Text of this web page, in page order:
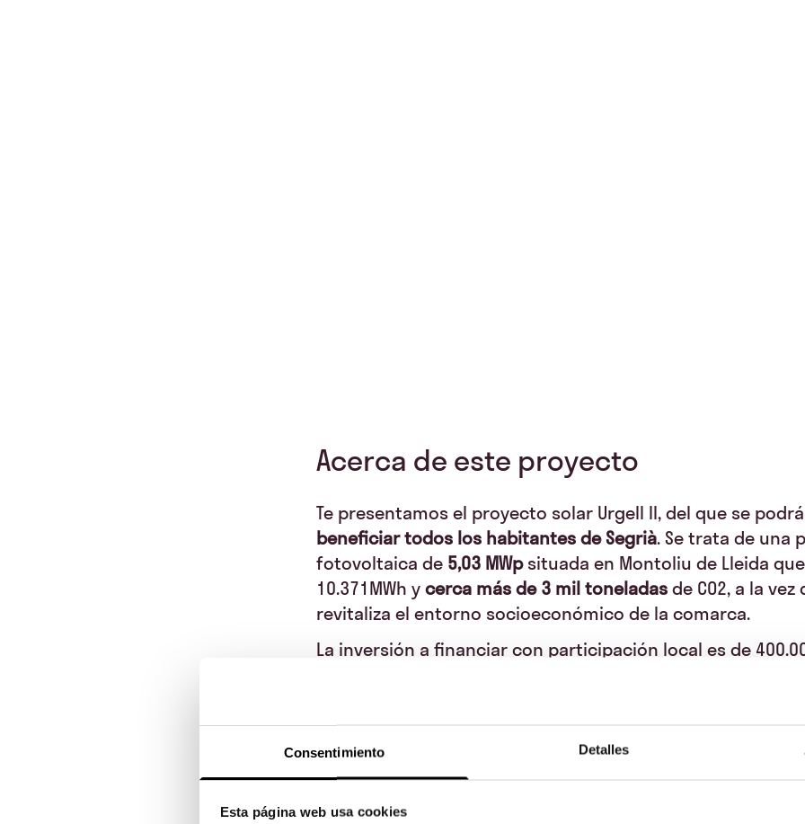
Consentimiento Detalles
Esta página web usa cookies
Acerca de este proyecto
Te presentamos el proyecto solar Urgell II, del que se
beneficiar todos los habitantes de Segrià. Se trata de una
fotovoltaica de 5,03 MWpsituada en Montoliu de Lleida
10.371MWh y cerca más de 3 mil toneladas de CO2, a la vez
revitaliza el entorno socioeconómico de la comarca.
La inversión a financiar con participación local es de
aprovechar esta oportunidad. Podrás participar desde
un máximo de 40.000€,
ya seas un ciudadano o una
dentro de la zona elegible.
¡invierte en un proyecto renovable y sostenible que ayuda